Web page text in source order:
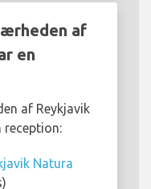
af
en
af Reykjavik
reception:
Natura